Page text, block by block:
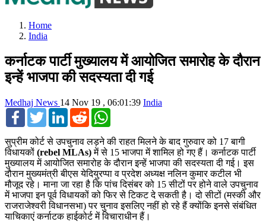
Home
India
कर्नाटक पार्टी मुख्यालय में आयोजित समारोह के दौरान
इन्हें भाजपा की सदस्यता दी गई
Medhaj News 14 Nov 19 , 06:01:39 India
FacebookTwitterLinkedInReddit
सुप्रीम कोर्ट से उपचुनाव लड़ने की राहत मिलने के बाद गुरुवार को 17 बागी
विधायकों (rebel MLAs)में से 15 भाजपा में शामिल हो गए हैं। कर्नाटक पार्टी
मुख्यालय में आयोजित समारोह के दौरान इन्हें भाजपा की सदस्यता दी गई। इस
दौरान मुख्यमंत्री बीएस येदियुरप्पा व प्रदेश अध्यक्ष नलिन कुमार कटील भी
मौजूद रहे। माना जा रहा है कि पांच दिसंबर को 15 सीटों पर होने वाले उपचुनाव
में भाजपा इन पूर्व विधायकों को फिर से टिकट दे सकती है। दो सीटों (मस्की और
राजराजेश्वरी विधानसभा) पर चुनाव इसलिए नहीं हो रहे हैं क्योंकि इनसे संबंधित
याचिकाएं कर्नाटक हाईकोर्ट में विचाराधीन हैं।